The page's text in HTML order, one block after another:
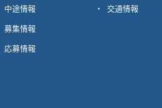
中途情報
募集情報
応募情報
交通情報